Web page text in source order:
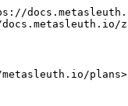
metasleuth.io/plans>